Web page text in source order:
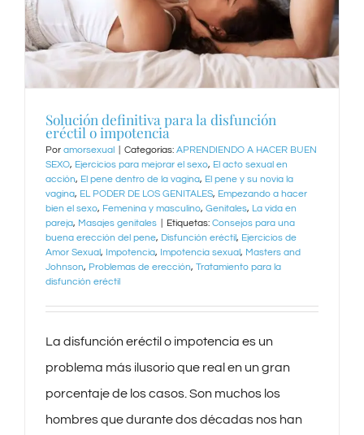
Solución definitiva para la disfunción
eréctil o impotencia
Por amorsexual Categorías: APRENDIENDO A HACER BUEN
SEXO, Ejercicios para mejorar el sexo, El acto sexual en
acción, El pene dentro de la vagina, El pene y su novia la
vagina, EL PODER DE LOS GENITALES, Empezando a hacer
bien el sexo, Femenina y masculino, Genitales, La vida en
pareja, Masajes genitales Etiquetas: Consejos para una
buena erección del pene, Disfunción eréctil, Ejercicios de
Amor Sexual, Impotencia, Impotencia sexual, Masters and
Johnson, Problemas de erección, Tratamiento para la
disfunción eréctil
La disfunción eréctil o impotencia es un
problema más ilusorio que real en un gran
porcentaje de los casos. Son muchos los
hombres que durante dos décadas nos han